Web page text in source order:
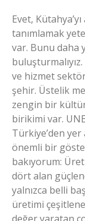
Evet,
tanımlamak
var. Bunu daha
ve hizmet
şehir. Üstelik
zengin bir
birikimi var.
Türkiye’den
önemli bir
bakıyorum:
dört alan
yalnızca belli
üretimi
değer yaratan